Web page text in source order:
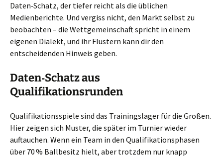
Daten‑Schatz, der tiefer reicht als die üblichen
Medienberichte. Und vergiss nicht, den Markt selbst zu
beobachten – die Wettgemeinschaft spricht in einem
eigenen Dialekt, und ihr Flüstern kann dir den
entscheidenden Hinweis geben.
Daten‑Schatz aus
Qualifikationsrunden
Qualifikationsspiele sind das Trainingslager für die Großen.
Hier zeigen sich Muster, die später im Turnier wieder
auftauchen. Wenn ein Team in den Qualifikationsphasen
über 70 % Ballbesitz hielt, aber trotzdem nur knapp